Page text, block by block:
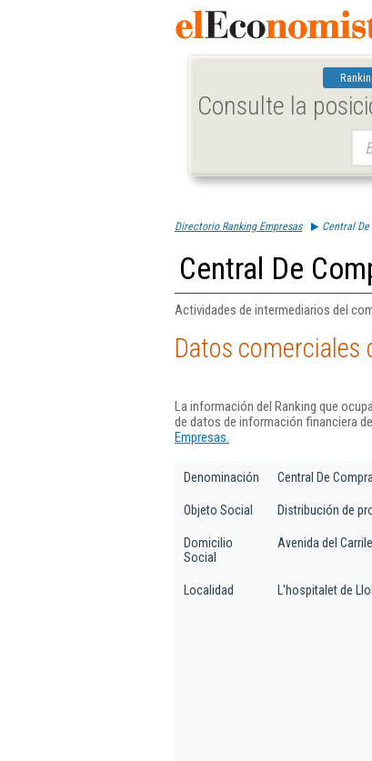
Consulte la
Directorio Ranking Empresas Central
Central De
Actividades de intermediarios del
Datos comerciales
La información del Ranking que
de datos de información financiera de
Empresas.
Denominación Central De
Objeto Social Distribución de
Domicilio
Social
Avenida del
Localidad L'hospitalet de